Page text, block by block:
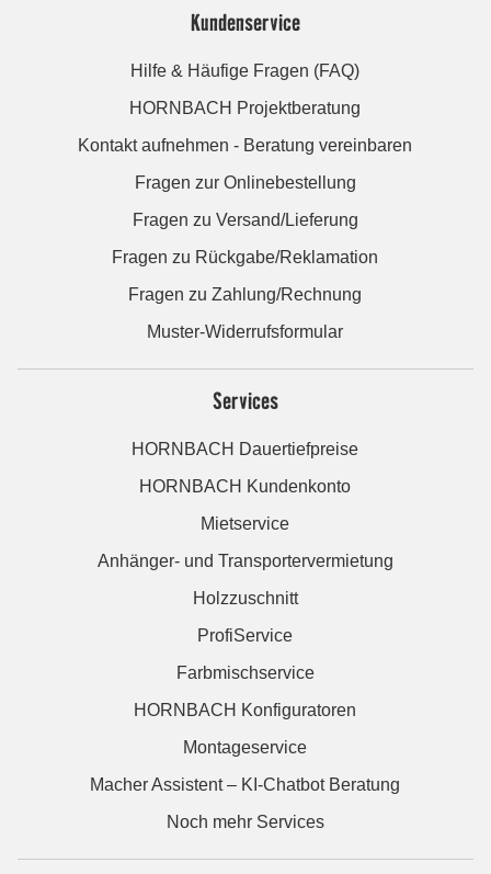
Kundenservice
Hilfe & Häufige Fragen (FAQ)
HORNBACH Projektberatung
Kontakt aufnehmen - Beratung vereinbaren
Fragen zur Onlinebestellung
Fragen zu Versand/Lieferung
Fragen zu Rückgabe/Reklamation
Fragen zu Zahlung/Rechnung
Muster-Widerrufsformular
Services
HORNBACH Dauertiefpreise
HORNBACH Kundenkonto
Mietservice
Anhänger- und Transportervermietung
Holzzuschnitt
ProfiService
Farbmischservice
HORNBACH Konfiguratoren
Montageservice
Macher Assistent – KI-Chatbot Beratung
Noch mehr Services